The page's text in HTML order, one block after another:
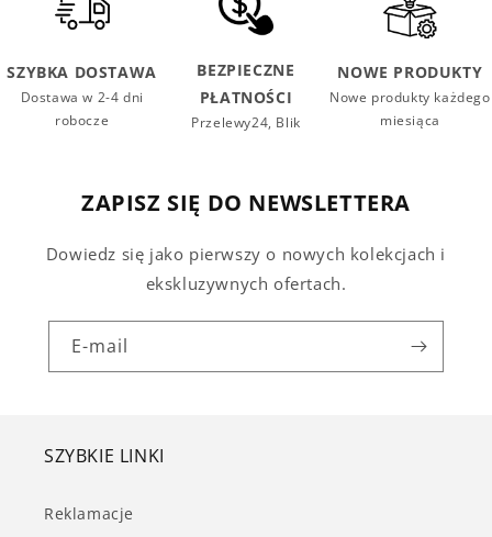
SZYBKA DOSTAWA
Dostawa w 2-4 dni
robocze
BEZPIECZNE
PŁATNOŚCI
Przelewy24, Blik
NOWE PRODUKTY
Nowe produkty każdego
miesiąca
ZAPISZ SIĘ DO NEWSLETTERA
Dowiedz się jako pierwszy o nowych kolekcjach i
ekskluzywnych ofertach.
E-mail
SZYBKIE LINKI
Reklamacje